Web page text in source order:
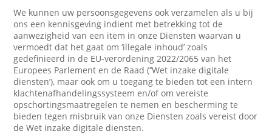
We kunnen uw persoonsgegevens ook verzamelen als u bij
ons een kennisgeving indient met betrekking tot de
aanwezigheid van een item in onze Diensten waarvan u
vermoedt dat het gaat om ‘illegale inhoud’ zoals
gedefinieerd in de EU-verordening 2022/2065 van het
Europees Parlement en de Raad (‘’Wet inzake digitale
diensten’), maar ook om u toegang te bieden tot een intern
klachtenafhandelingssysteem en/of om vereiste
opschortingsmaatregelen te nemen en bescherming te
bieden tegen misbruik van onze Diensten zoals vereist door
de Wet inzake digitale diensten.